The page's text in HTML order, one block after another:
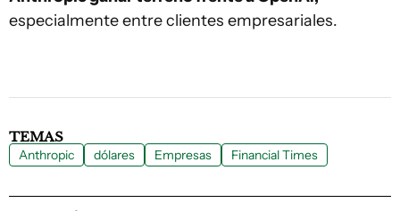
especialmente entre clientes empresariales.
TEMAS
Anthropic dólares Empresas Financial Times